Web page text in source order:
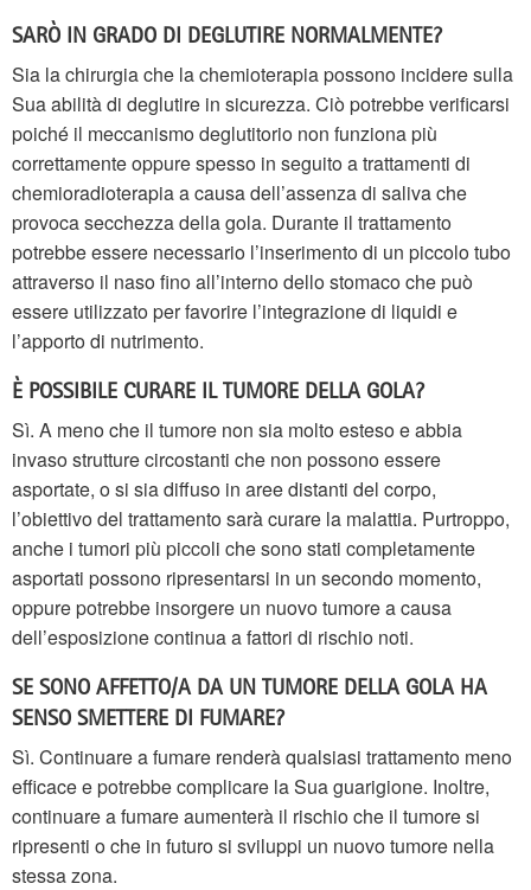
SARÒ IN GRADO DI DEGLUTIRE NORMALMENTE?
Sia la chirurgia che la chemioterapia possono incidere sulla
Sua abilità di deglutire in sicurezza. Ciò potrebbe verificarsi
poiché il meccanismo deglutitorio non funziona più
correttamente oppure spesso in seguito a trattamenti di
chemioradioterapia a causa dell’assenza di saliva che
provoca secchezza della gola. Durante il trattamento
potrebbe essere necessario l’inserimento di un piccolo tubo
attraverso il naso fino all’interno dello stomaco che può
essere utilizzato per favorire l’integrazione di liquidi e
l’apporto di nutrimento.
È POSSIBILE CURARE IL TUMORE DELLA GOLA?
Sì. A meno che il tumore non sia molto esteso e abbia
invaso strutture circostanti che non possono essere
asportate, o si sia diffuso in aree distanti del corpo,
l’obiettivo del trattamento sarà curare la malattia. Purtroppo,
anche i tumori più piccoli che sono stati completamente
asportati possono ripresentarsi in un secondo momento,
oppure potrebbe insorgere un nuovo tumore a causa
dell’esposizione continua a fattori di rischio noti.
SE SONO AFFETTO/A DA UN TUMORE DELLA GOLA HA
SENSO SMETTERE DI FUMARE?
Sì. Continuare a fumare renderà qualsiasi trattamento meno
efficace e potrebbe complicare la Sua guarigione. Inoltre,
continuare a fumare aumenterà il rischio che il tumore si
ripresenti o che in futuro si sviluppi un nuovo tumore nella
stessa zona.